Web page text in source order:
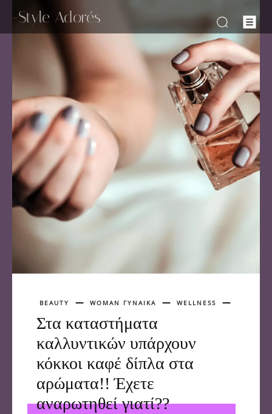
-Style Adorés
BEAUTY WOMAN ΓΥΝΑΙΚΑ WELLNESS
Στα καταστήματα
καλλυντικών υπάρχουν
κόκκοι καφέ δίπλα στα
αρώματα!! Έχετε
αναρωτηθεί γιατί??